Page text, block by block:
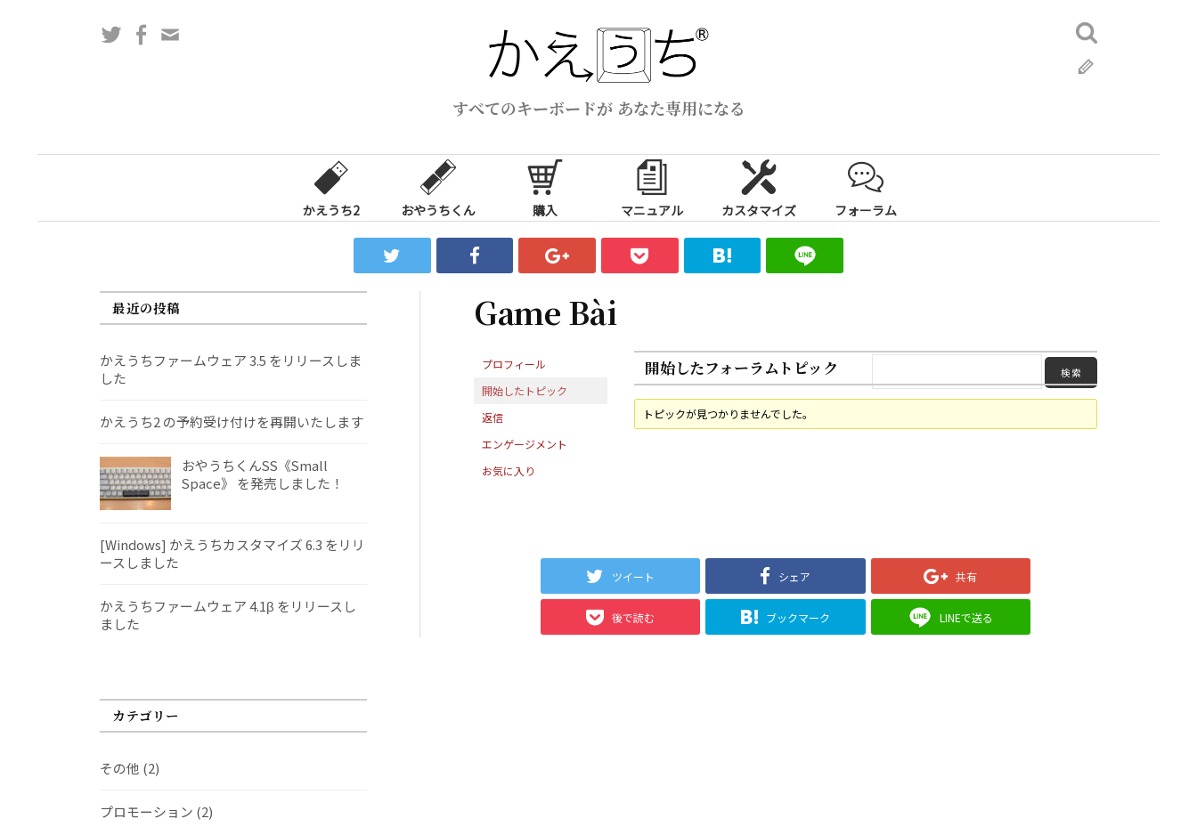
ス
すべてのキーボードが あなた専用になる
TwitterFacebook
検
索:
かえうち2 おやうちくん 購入 マニュアル カスタマイズ フォーラム
Game Bài
プロフィール
開始したトピック
返信
エンゲージメント
お気に入り
開始したフォーラムトピック
トピックが見つかりませんでした。
ツイート シェア 共有
後で読む ブックマーク LINEで送る
最近の投稿
かえうちファームウェア 3.5 をリリースしま
した
かえうち2 の予約受け付けを再開いたします
おやうちくんSS《Small
Space》 を発売しました！
[Windows] かえうちカスタマイズ 6.3 をリリ
ースしました
かえうちファームウェア 4.1β をリリースし
ました
カテゴリー
その他 (2)
プロモーション (2)